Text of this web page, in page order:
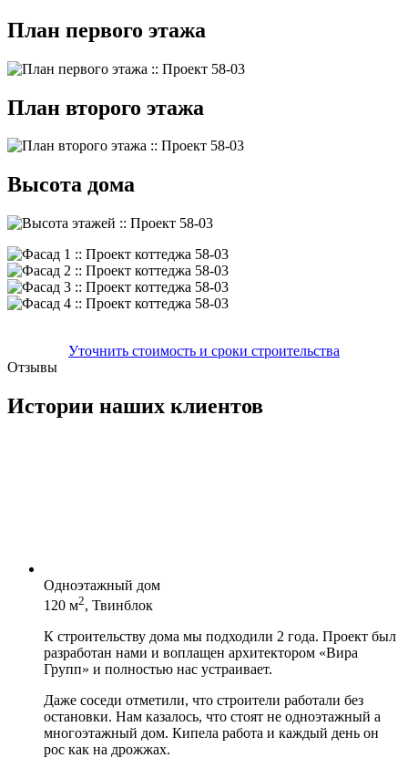
План первого этажа
План второго этажа
Высота дома
Уточнить стоимость и сроки строительства
Отзывы
Истории наших клиентов
Одноэтажный дом
120 м2, Твинблок
К строительству дома мы подходили 2 года. Проект был
разработан нами и воплащен архитектором «Вира
Групп» и полностью нас устраивает.
Даже соседи отметили, что строители работали без
остановки. Нам казалось, что стоят не одноэтажный а
многоэтажный дом. Кипела работа и каждый день он
рос как на дрожжах.